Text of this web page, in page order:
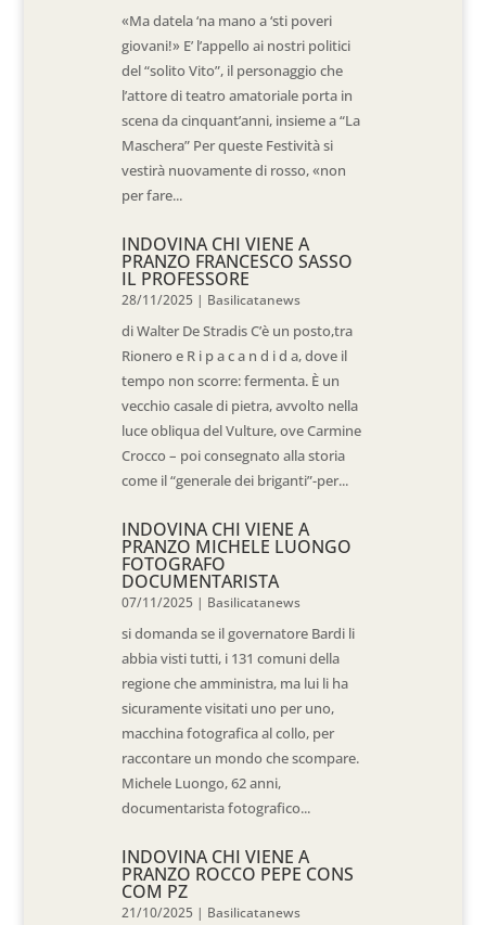
«Ma datela ‘na mano a ‘sti poveri
giovani!» E’ l’appello ai nostri politici
del “solito Vito”, il personaggio che
l’attore di teatro amatoriale porta in
scena da cinquant’anni, insieme a “La
Maschera” Per queste Festività si
vestirà nuovamente di rosso, «non
per fare...
INDOVINA CHI VIENE A
PRANZO FRANCESCO SASSO
IL PROFESSORE
28/11/2025 | Basilicatanews
di Walter De Stradis C’è un posto,tra
Rionero e R i p a c a n d i d a, dove il
tempo non scorre: fermenta. È un
vecchio casale di pietra, avvolto nella
luce obliqua del Vulture, ove Carmine
Crocco – poi consegnato alla storia
come il “generale dei briganti”-per...
INDOVINA CHI VIENE A
PRANZO MICHELE LUONGO
FOTOGRAFO
DOCUMENTARISTA
07/11/2025 | Basilicatanews
si domanda se il governatore Bardi li
abbia visti tutti, i 131 comuni della
regione che amministra, ma lui li ha
sicuramente visitati uno per uno,
macchina fotografica al collo, per
raccontare un mondo che scompare.
Michele Luongo, 62 anni,
documentarista fotografico...
INDOVINA CHI VIENE A
PRANZO ROCCO PEPE CONS
COM PZ
21/10/2025 | Basilicatanews